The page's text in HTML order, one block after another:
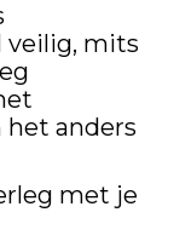
mits
het anders
met je